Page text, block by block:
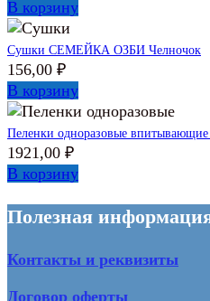
В корзину
Сушки СЕМЕЙКА ОЗБИ Челночок
156,00 ₽
В корзину
Пеленки одноразовые
1921,00 ₽
В корзину
Полезная
Контакты и реквизиты
Договор оферты